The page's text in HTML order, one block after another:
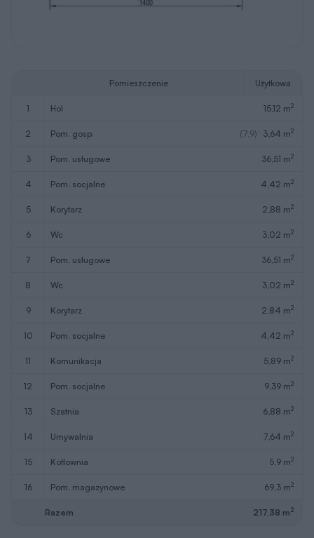
Pomieszczenie Użytkowa
1 hol 15,12 m2
2 pom. gosp. (7,9) 3,64 m2
3 pom. usługowe 36,51 m2
4 pom. socjalne 4,42 m2
5 korytarz 2,88 m2
6 wc 3,02 m2
7 pom. usługowe 36,51 m2
8 wc 3,02 m2
9 korytarz 2,84 m2
10 pom. socjalne 4,42 m2
11 komunikacja 5,89 m2
12 pom. socjalne 9,39 m2
13 szatnia 6,88 m2
14 umywalnia 7,64 m2
15 kotłownia 5,9 m2
16 pom. magazynowe 69,3 m2
Razem 217,38 m2